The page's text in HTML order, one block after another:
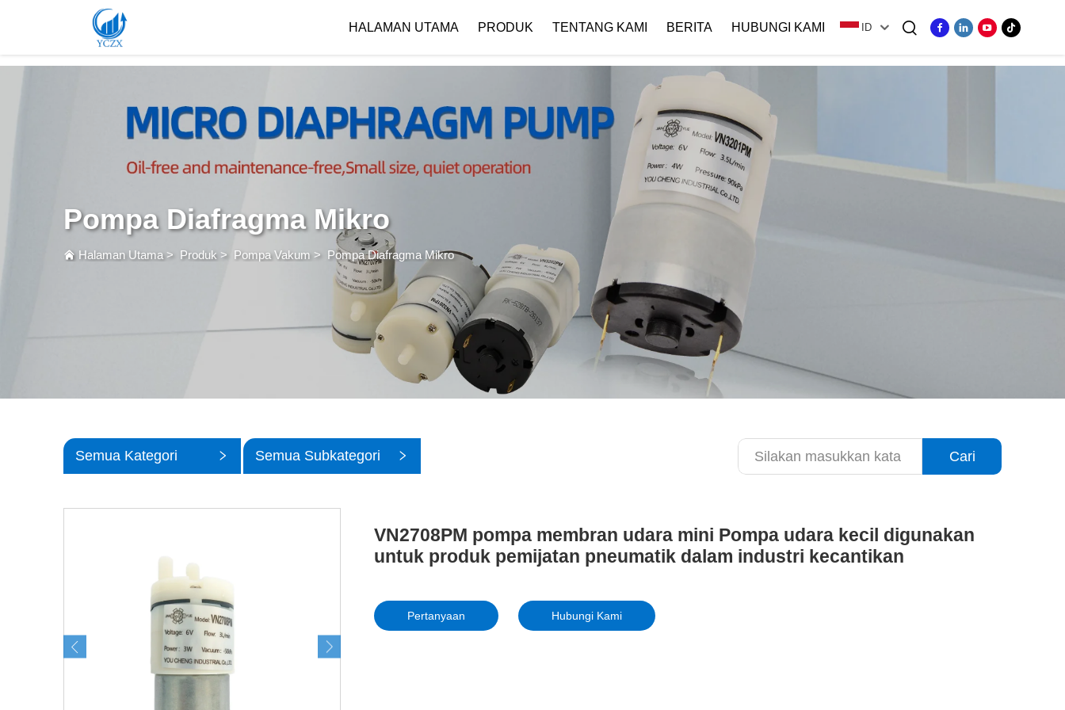
var images = document.getElementsByTagName('img'); for (var i = 0; i < images.length; i++) { if (!images[i].getAttribute('alt')) { images[i].setAttribute('alt', ''); } }
HALAMAN UTAMA PRODUK TENTANG KAMI BERITA HUBUNGI KAMI ID
Pompa Diafragma Mikro
Halaman Utama> Produk > Pompa Vakum > Pompa Diafragma Mikro
Semua Kategori Semua Subkategori Cari
VN2708PM pompa membran udara mini Pompa udara kecil digunakan
untuk produk pemijatan pneumatik dalam industri kecantikan
Pertanyaan Hubungi Kami